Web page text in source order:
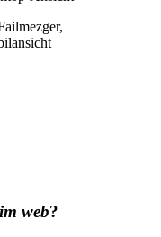
web?